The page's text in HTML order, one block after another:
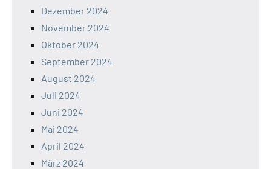
Dezember 2024
November 2024
Oktober 2024
September 2024
August 2024
Juli 2024
Juni 2024
Mai 2024
April 2024
März 2024